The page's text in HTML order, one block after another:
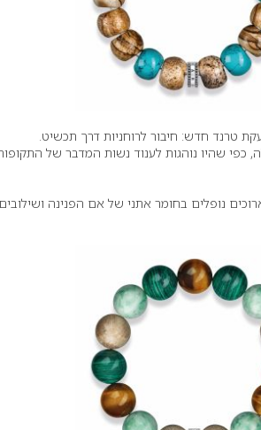
טרנד חדש: חיבור לרוחניות דרך תכשיט.
כפי שהיו נוהגות לענוד נשות המדבר של
נופלים בחומר אתני של אם הפנינה